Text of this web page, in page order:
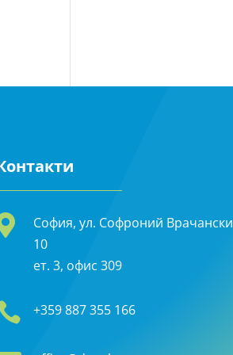
София, ул. Софроний Врачански
10
ет. 3, офис 309
+359 887 355 166